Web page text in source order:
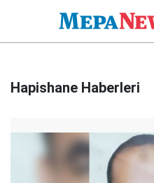
Hapishane Haberleri